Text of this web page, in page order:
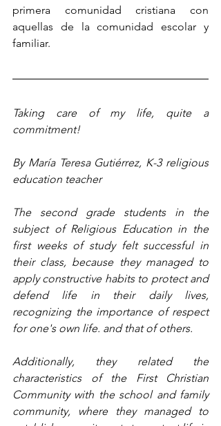
primera comunidad cristiana con
aquellas de la comunidad escolar y
familiar.
Taking care of my life, quite a
commitment!
By María Teresa Gutiérrez, K-3 religious
education teacher
The second grade students in the
subject of Religious Education in the
first weeks of study felt successful in
their class, because they managed to
apply constructive habits to protect and
defend life in their daily lives,
recognizing the importance of respect
for one's own life. and that of others.
Additionally, they related the
characteristics of the First Christian
Community with the school and family
community, where they managed to